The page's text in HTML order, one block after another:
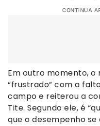
CONTINUA
Em outro momento,
“frustrado” com a
campo e reiterou a
Tite. Segundo ele, é
que o desempenho